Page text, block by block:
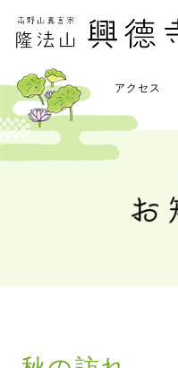
アクセス